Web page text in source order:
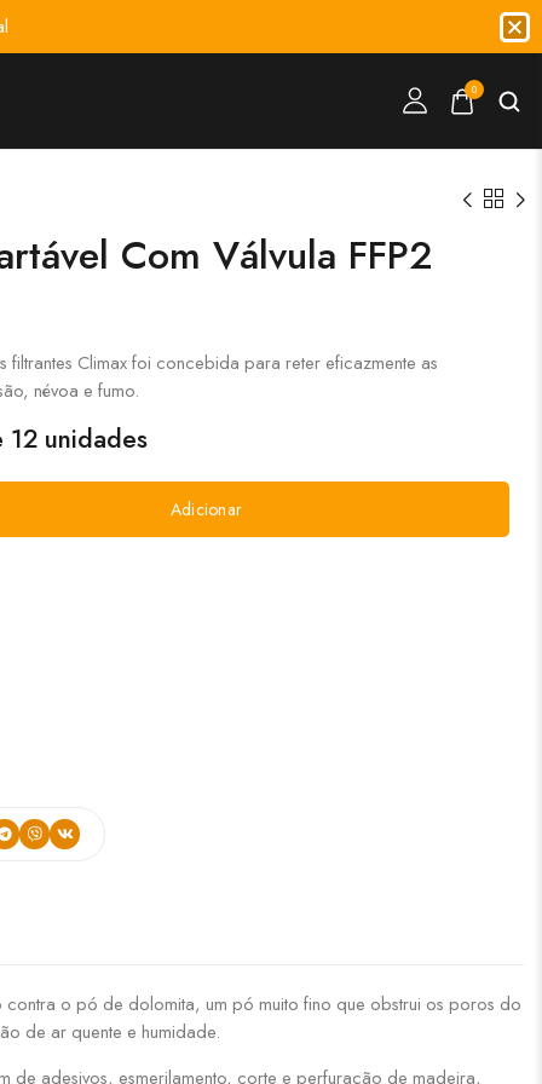
0
Com Válvula FFP2
filtrantes Climax foi concebida para reter eficazmente as
névoa e fumo.
12 unidades
Adicionar
contra o pó de dolomita, um pó muito fino que obstrui os poros do
de ar quente e humidade.
de adesivos, esmerilamento, corte e perfuração de madeira,